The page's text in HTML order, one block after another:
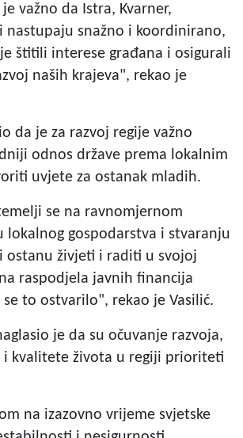
važno da Istra, Kvarner,
nastupaju snažno i koordinirano,
štitili interese građana i osigurali
naših krajeva", rekao je
da je za razvoj regije važno
odnos države prema lokalnim
uvjete za ostanak mladih.
se na ravnomjernom
lokalnog gospodarstva i stvaranju
ostanu živjeti i raditi u svojoj
raspodjela javnih financija
to ostvarilo", rekao je Vasilić.
je da su očuvanje razvoja,
i kvalitete života u regiji prioriteti
na izazovno vrijeme svjetske